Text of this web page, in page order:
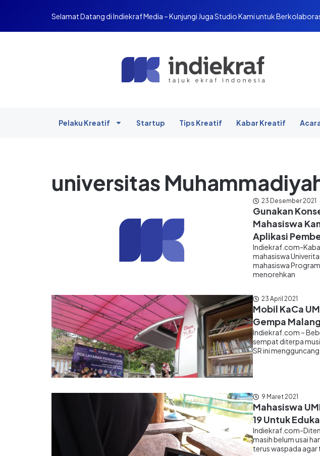
Selamat Datang di Indiekraf Media – Kunjungi Juga Studio Kami untuk
Pelaku Kreatif Startup Tips Kreatif Kabar Kreatif
universitas
23 Desember 2021
Gunakan
Mahasiswa
Aplikasi
Indiekraf.com-
mahasiswa
mahasiswa
menorehkan
23 April 2021
Mobil KaCa
Gempa Malang
Indiekraf.com –
sempat diterpa
SR ini
9 Maret 2021
Mahasiswa
19 Untuk
Indiekraf.com-
masih belum usai
terus waspada agar